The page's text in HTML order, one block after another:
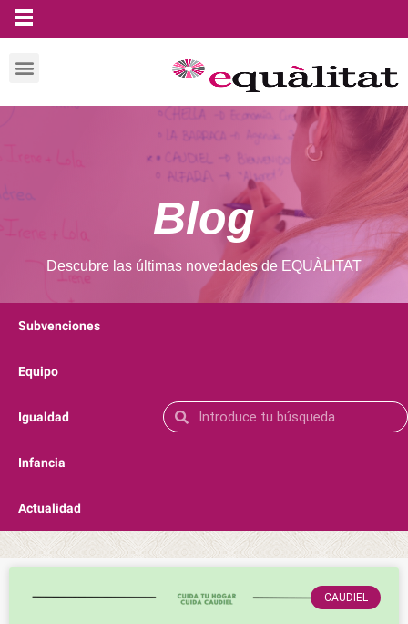
Blog
Descubre las últimas novedades de EQUÀLITAT
Subvenciones
Equipo
Igualdad
Infancia
Actualidad
CAUDIEL